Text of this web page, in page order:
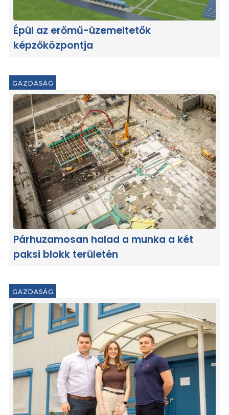
Épül az erőmű-üzemeltetők
képzőközpontja
GAZDASÁG
Párhuzamosan halad a munka a két
paksi blokk területén
GAZDASÁG